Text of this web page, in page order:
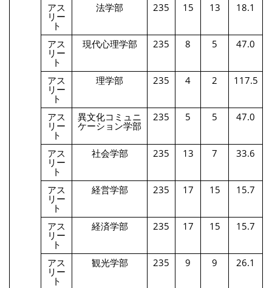
アス
リー
ト
法学部 235 15 13 18.1
アス
リー
ト
現代心理学部 235 8 5 47.0
アス
リー
ト
理学部 235 4 2 117.5
アス
リー
ト
異文化コミュニ
ケーション学部
235 5 5 47.0
アス
リー
ト
社会学部 235 13 7 33.6
アス
リー
ト
経営学部 235 17 15 15.7
アス
リー
ト
経済学部 235 17 15 15.7
アス
リー
ト
観光学部 235 9 9 26.1